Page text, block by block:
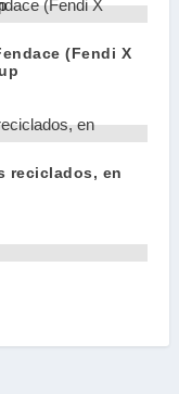
(Fendi X
reciclados, en